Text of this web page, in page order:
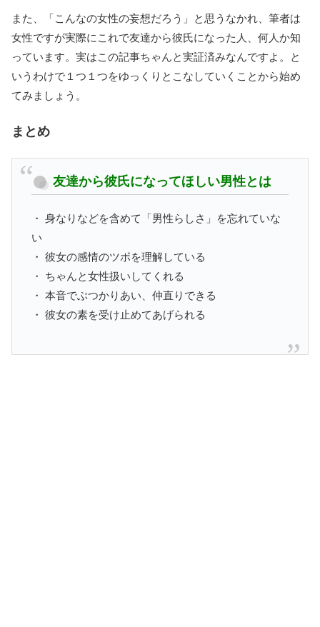
また、「こんなの女性の妄想だろう」と思うなかれ、筆者は
女性ですが実際にこれで友達から彼氏になった人、何人か知
っています。実はこの記事ちゃんと実証済みなんですよ。と
いうわけで１つ１つをゆっくりとこなしていくことから始め
てみましょう。
まとめ
友達から彼氏になってほしい男性とは
・ 身なりなどを含めて「男性らしさ」を忘れていな
い
・ 彼女の感情のツボを理解している
・ ちゃんと女性扱いしてくれる
・ 本音でぶつかりあい、仲直りできる
・ 彼女の素を受け止めてあげられる